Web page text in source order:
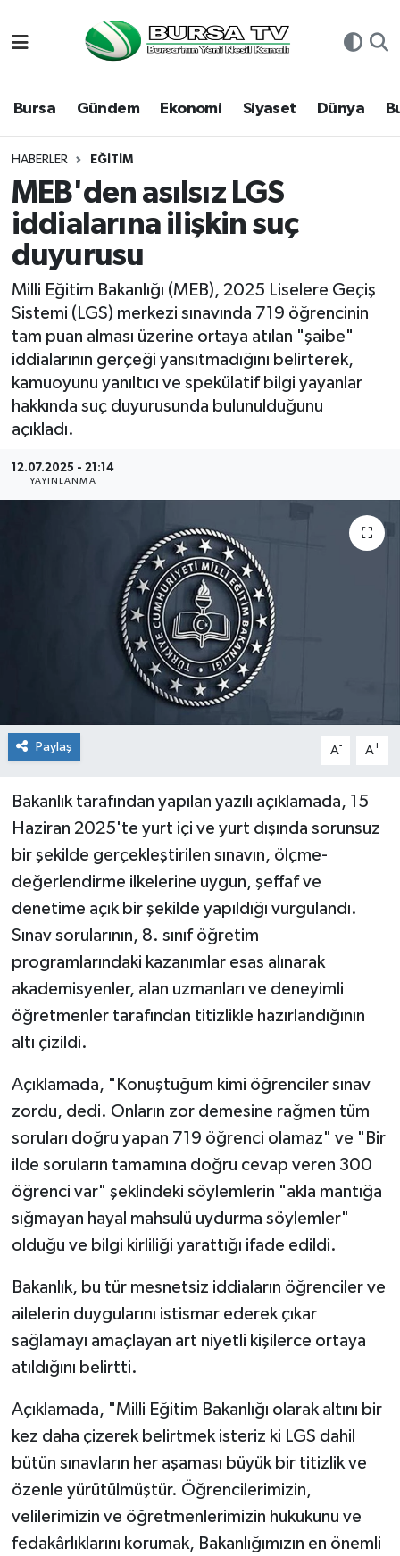
Bursa Gündem Ekonomi Siyaset Dünya
HABERLER EĞITIM
MEB'den asılsız LGS
iddialarına ilişkin suç
duyurusu
Milli Eğitim Bakanlığı (MEB), 2025 Liselere Geçiş
Sistemi (LGS) merkezi sınavında 719 öğrencinin
tam puan alması üzerine ortaya atılan "şaibe"
iddialarının gerçeği yansıtmadığını belirterek,
kamuoyunu yanıltıcı ve spekülatif bilgi yayanlar
hakkında suç duyurusunda bulunulduğunu
açıkladı.
12.07.2025 - 21:14
YAYINLANMA
Paylaş A- A+
Bakanlık tarafından yapılan yazılı açıklamada, 15
Haziran 2025'te yurt içi ve yurt dışında sorunsuz
bir şekilde gerçekleştirilen sınavın, ölçme-
değerlendirme ilkelerine uygun, şeffaf ve
denetime açık bir şekilde yapıldığı vurgulandı.
Sınav sorularının, 8. sınıf öğretim
programlarındaki kazanımlar esas alınarak
akademisyenler, alan uzmanları ve deneyimli
öğretmenler tarafından titizlikle hazırlandığının
altı çizildi.
Açıklamada, "Konuştuğum kimi öğrenciler sınav
zordu, dedi. Onların zor demesine rağmen tüm
soruları doğru yapan 719 öğrenci olamaz" ve "Bir
ilde soruların tamamına doğru cevap veren 300
öğrenci var" şeklindeki söylemlerin "akla mantığa
sığmayan hayal mahsulü uydurma söylemler"
olduğu ve bilgi kirliliği yarattığı ifade edildi.
Bakanlık, bu tür mesnetsiz iddiaların öğrenciler ve
ailelerin duygularını istismar ederek çıkar
sağlamayı amaçlayan art niyetli kişilerce ortaya
atıldığını belirtti.
Açıklamada, "Milli Eğitim Bakanlığı olarak altını bir
kez daha çizerek belirtmek isteriz ki LGS dahil
bütün sınavların her aşaması büyük bir titizlik ve
özenle yürütülmüştür. Öğrencilerimizin,
velilerimizin ve öğretmenlerimizin hukukunu ve
fedakârlıklarını korumak, Bakanlığımızın en önemli
Bursa
Dünya
Eğitim
Ekonomi
Genel
Gündem
Magazin
Sağlık
Siyaset
Hava Durumu
Namaz Vakitleri
Trafik Durumu
Süper Lig Puan Durumu ve Fikstür
Tüm Manşetler
Son Dakika Haberleri
Haber Arşivi